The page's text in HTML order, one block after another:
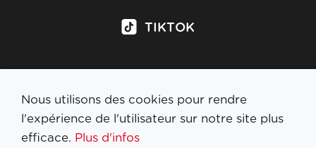
TIKTOK
S'inscrire à la newsletter
Nous utilisons des cookies pour rendre
l'expérience de l'utilisateur sur notre site plus
efficace. Plus d'infos